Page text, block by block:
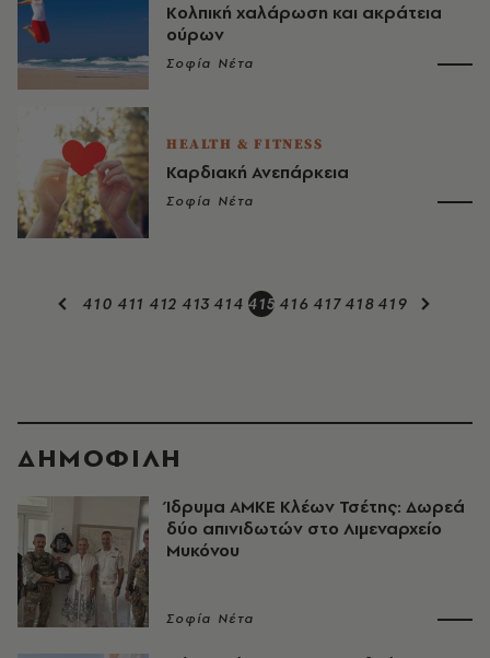
Κολπική χαλάρωση και ακράτεια
ούρων
Σοφία Νέτα
HEALTH & FITNESS
Καρδιακή Ανεπάρκεια
Σοφία Νέτα
410 411 412 413 414 415 416 417 418 419
ΔΗΜΟΦΙΛΗ
Ίδρυμα ΑΜΚΕ Κλέων Τσέτης: Δωρεά
δύο απινιδωτών στο Λιμεναρχείο
Μυκόνου
Σοφία Νέτα